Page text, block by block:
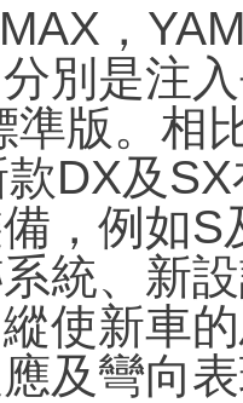
，
別是注
準版。相
DX及
，例如
統、新
使新車
及彎向